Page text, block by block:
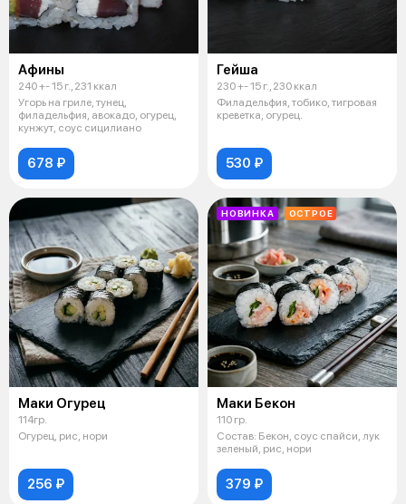
Афины
240 +- 15 г., 231 ккал
Угорь на гриле, тунец,
филадельфия, авокадо, огурец,
кунжут, соус сицилиано
678 ₽
Гейша
230 +- 15 г., 230 ккал
Филадельфия, тобико, тигровая
креветка, огурец.
530 ₽
Маки Огурец
114гр.
Огурец, рис, нори
256 ₽
НОВИНКА ОСТРОЕ
Маки Бекон
110 гр.
Состав: Бекон, соус спайси, лук
зеленый, рис, нори
379 ₽